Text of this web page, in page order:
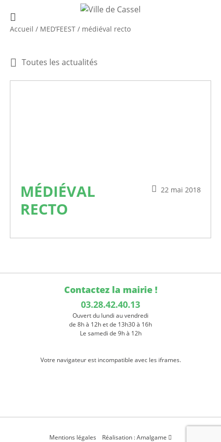
Accueil / MED’FEEST / médiéval recto
Toutes les actualités
22 mai 2018
MÉDIÉVAL
RECTO
Contactez la mairie !
03.28.42.40.13
Ouvert du lundi au vendredi
de 8h à 12h et de 13h30 à 16h
Le samedi de 9h à 12h
Votre navigateur est incompatible avec les iframes.
Mentions légales Réalisation : Amalgame